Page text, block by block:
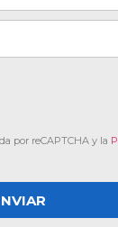
por reCAPTCHA y la